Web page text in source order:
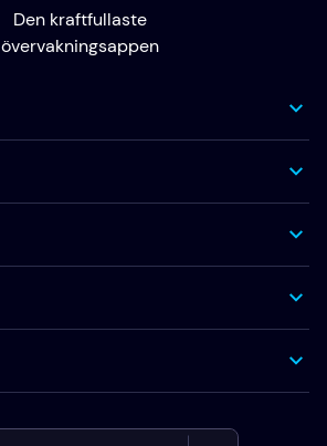
Den kraftfullaste
övervakningsappen